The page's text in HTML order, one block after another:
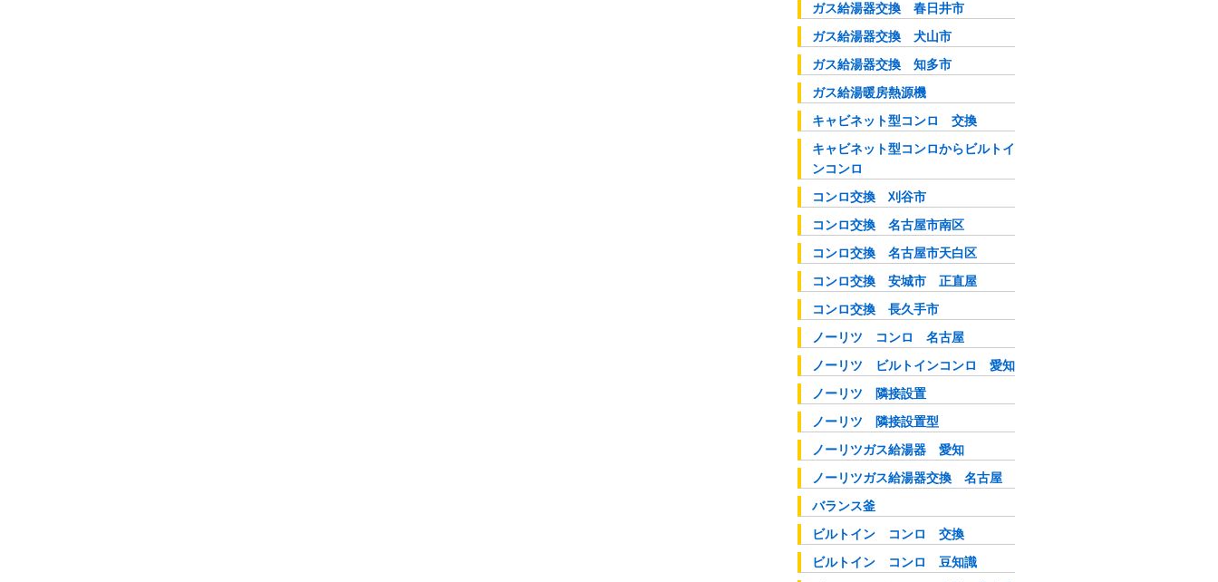
ガス給湯器交換 春日井市
ガス給湯器交換 犬山市
ガス給湯器交換 知多市
ガス給湯暖房熱源機
キャビネット型コンロ 交換
キャビネット型コンロからビルトイ
ンコンロ
コンロ交換 刈谷市
コンロ交換 名古屋市南区
コンロ交換 名古屋市天白区
コンロ交換 安城市 正直屋
コンロ交換 長久手市
ノーリツ コンロ 名古屋
ノーリツ ビルトインコンロ 愛知
ノーリツ 隣接設置
ノーリツ 隣接設置型
ノーリツガス給湯器 愛知
ノーリツガス給湯器交換 名古屋
バランス釜
ビルトイン コンロ 交換
ビルトイン コンロ 豆知識